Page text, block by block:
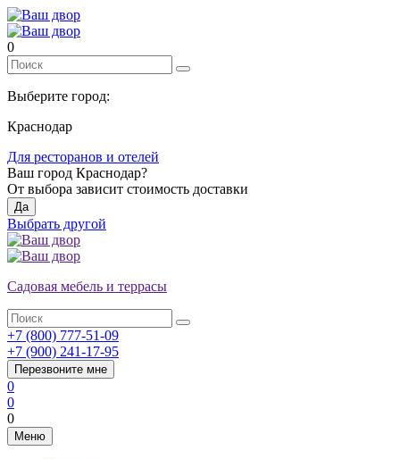
0
Выберите город:
Краснодар
Для ресторанов и отелей
Ваш город Краснодар?
От выбора зависит стоимость доставки
Да
Выбрать другой
Садовая мебель и террасы
+7 (800) 777-51-09
+7 (900) 241-17-95
Перезвоните мне
0
0
0
Меню